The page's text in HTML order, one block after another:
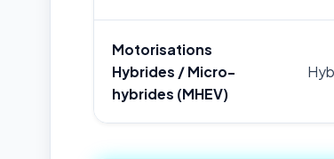
Motorisations
Hybrides / Micro-
hybrides (MHEV)